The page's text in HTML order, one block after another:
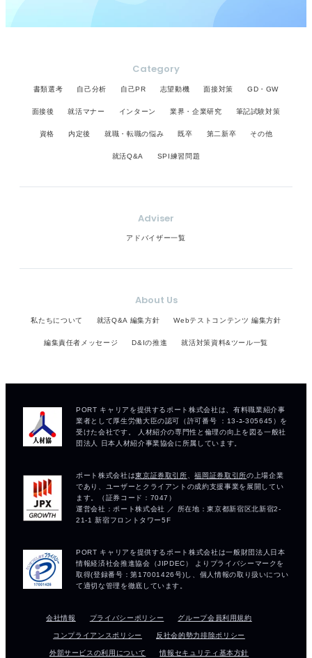
Category
書類選考 自己分析 自己PR 志望動機 面接対策 GD・GW
面接後 就活マナー インターン 業界・企業研究 筆記試験対策
資格 内定後 就職・転職の悩み 既卒 第二新卒 その他
就活Q&A SPI練習問題
Adviser
アドバイザー一覧
About Us
私たちについて 就活Q&A 編集方針 Webテストコンテンツ 編集方針
編集責任者メッセージ D&Iの推進 就活対策資料&ツール一覧
会社情報 プライバシーポリシー グループ会員利用規約
コンプライアンスポリシー 反社会的勢力排除ポリシー
外部サービスの利用について 情報セキュリティ基本方針